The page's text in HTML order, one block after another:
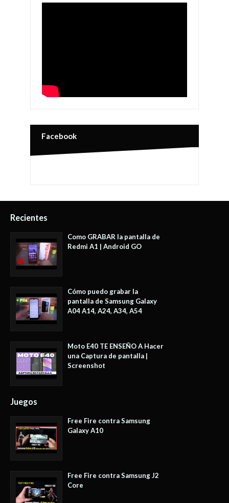
Facebook
Recientes
Como GRABAR la pantalla de
Redmi A1 | Android GO
Cómo puedo grabar la
pantalla de Samsung Galaxy
A04 A14, A24, A34, A54
Moto E40 TE ENSEÑO A Hacer
una Captura de pantalla |
Screenshot
Juegos
Free Fire contra Samsung
Galaxy A10
Free Fire contra Samsung J2
Core